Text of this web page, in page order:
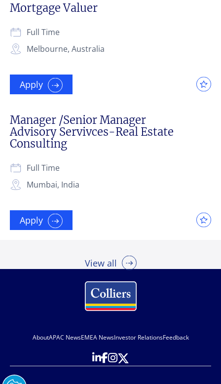
Mortgage Valuer
Melbourne, Australia
Full Time
Apply
Manager /Senior Manager
Advisory Servivces-Real Estate
Consulting
Mumbai, India
Full Time
Apply
View all
AboutAPAC NewsEMEA NewsInvestor RelationsFeedback